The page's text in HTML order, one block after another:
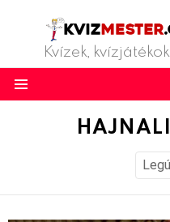
Kvízek,